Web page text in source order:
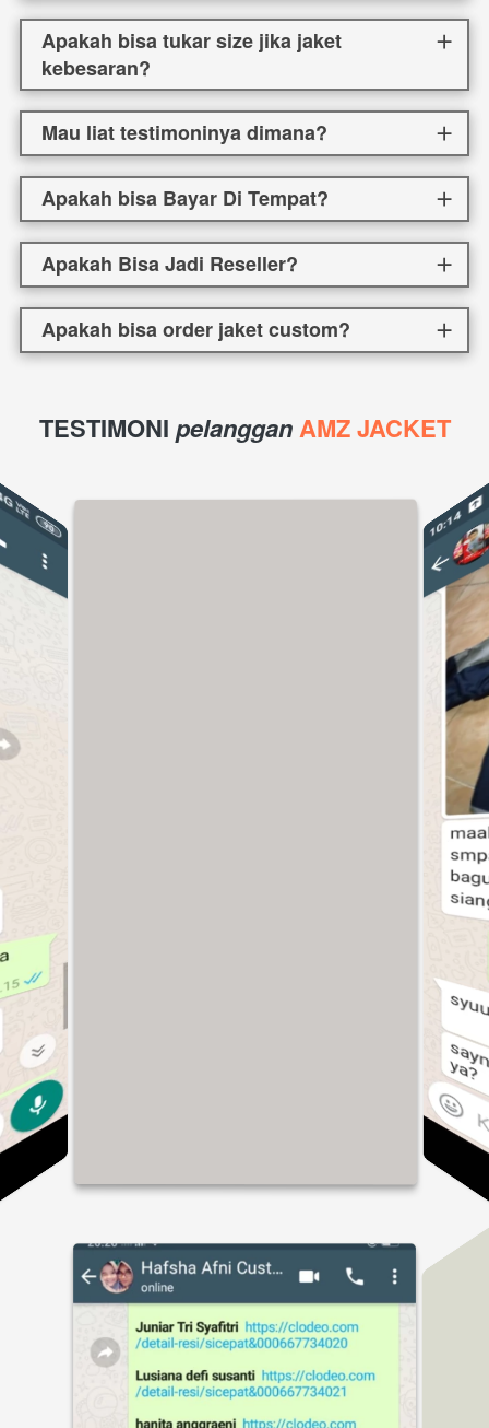
Apakah bisa tukar size jika jaket
kebesaran?
Mau liat testimoninya dimana?
Apakah bisa Bayar Di Tempat?
Apakah Bisa Jadi Reseller?
Apakah bisa order jaket custom?
TESTIMONI pelanggan AMZ JACKET